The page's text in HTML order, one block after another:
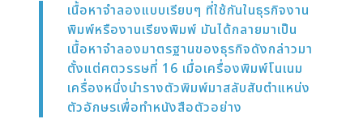
เนื้อหาจำลองแบบเรียบๆ ที่ใช้กันในธุรกิจงาน
พิมพ์หรืองานเรียงพิมพ์ มันได้กลายมาเป็น
เนื้อหาจำลองมาตรฐานของธุรกิจดังกล่าวมา
ตั้งแต่ศตวรรษที่ 16 เมื่อเครื่องพิมพ์โนเนม
เครื่องหนึ่งนำรางตัวพิมพ์มาสลับสับตำแหน่ง
ตัวอักษรเพื่อทำหนังสือตัวอย่าง